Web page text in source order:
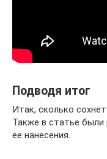
Подводя итог
Итак, сколько
Также в статье были
ее нанесения.